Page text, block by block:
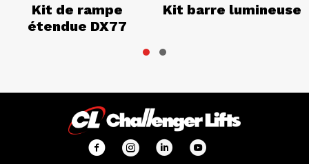
Kit de rampe
étendue DX77
Kit barre lumineuse